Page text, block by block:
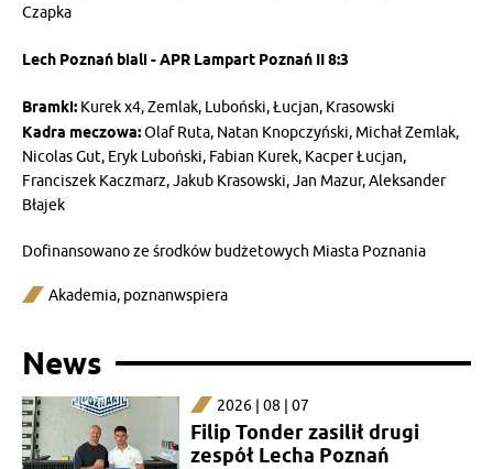
Czapka
Lech Poznań biali - APR Lampart Poznań II 8:3
Bramki: Kurek x4, Zemlak, Luboński, Łucjan, Krasowski
Kadra meczowa:Olaf Ruta, Natan Knopczyński, Michał Zemlak,
Nicolas Gut, Eryk Luboński, Fabian Kurek, Kacper Łucjan,
Franciszek Kaczmarz, Jakub Krasowski, Jan Mazur, Aleksander
Błajek
Dofinansowano ze środków budżetowych Miasta Poznania
Akademia, poznanwspiera
News
2026 | 08 | 07
Filip Tonder zasilił drugi
zespół Lecha Poznań